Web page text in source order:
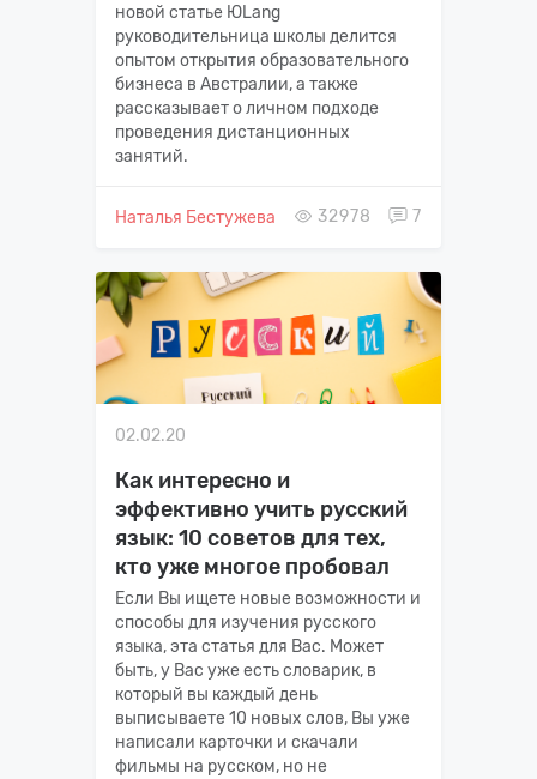
новой статье ЮLang
руководительница школы делится
опытом открытия образовательного
бизнеса в Австралии, а также
рассказывает о личном подходе
проведения дистанционных
занятий.
Наталья Бестужева 32978 7
02.02.20
Как интересно и
эффективно учить русский
язык: 10 советов для тех,
кто уже многое пробовал
Если Вы ищете новые возможности и
способы для изучения русского
языка, эта статья для Вас. Может
быть, у Вас уже есть словарик, в
который вы каждый день
выписываете 10 новых слов, Вы уже
написали карточки и скачали
фильмы на русском, но не